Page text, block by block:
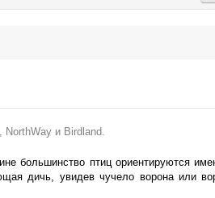
и Birdland.
большинство птиц ориентируются
дичь, увидев чучело ворона или